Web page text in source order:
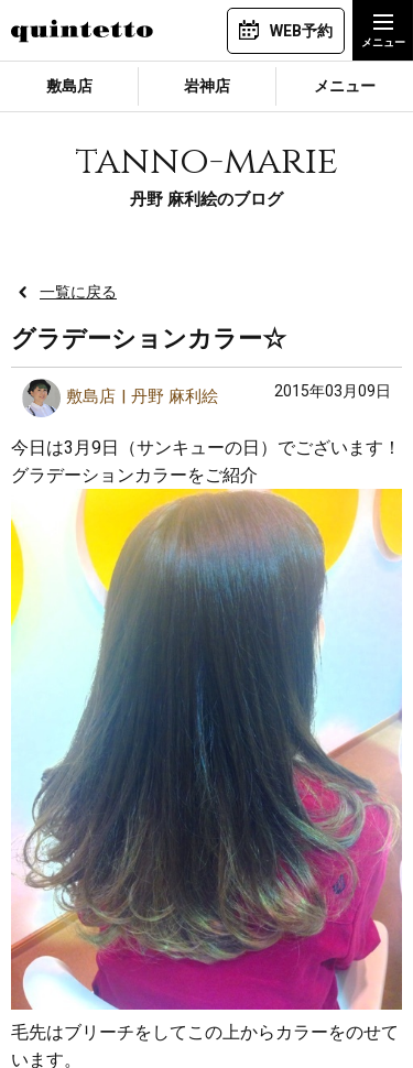
WEB予約
敷島店 岩神店 メニュー
tanno-marie
丹野 麻利絵のブログ
一覧に戻る
グラデーションカラー☆
敷島店 丹野 麻利絵 2015年03月09日
今日は3月9日（サンキューの日）でございます！
グラデーションカラーをご紹介
毛先はブリーチをしてこの上からカラーをのせて
います。